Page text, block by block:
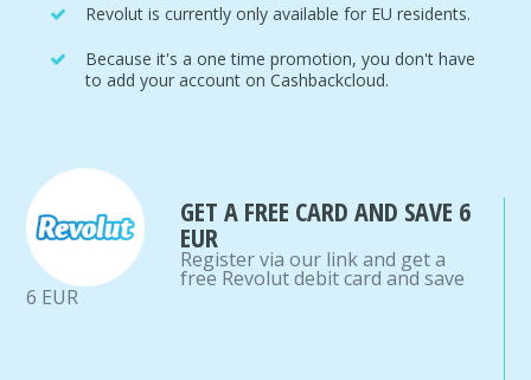
Revolut is currently only available for EU residents.
Because it's a one time promotion, you don't have
to add your account on Cashbackcloud.
GET A FREE CARD AND SAVE 6
EUR
Register via our link and get a
free Revolut debit card and save
6 EUR